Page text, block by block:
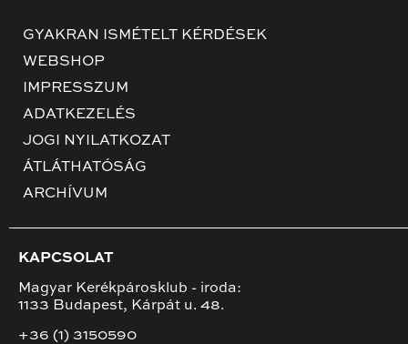
GYAKRAN ISMÉTELT KÉRDÉSEK
WEBSHOP
IMPRESSZUM
ADATKEZELÉS
JOGI NYILATKOZAT
ÁTLÁTHATÓSÁG
ARCHÍVUM
KAPCSOLAT
Magyar Kerékpárosklub - iroda:
1133 Budapest, Kárpát u. 48.
+36 (1) 3150590